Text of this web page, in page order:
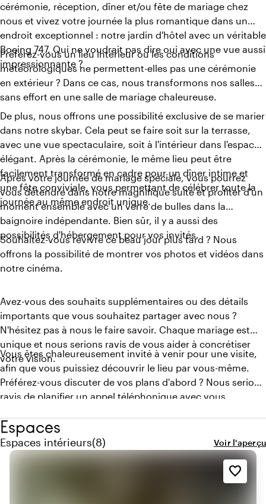
cérémonie, réception, dîner et/ou fête de mariage chez
nous et vivez votre journée la plus romantique dans un
endroit exceptionnel : notre jardin d'hôtel avec un véritable
Boeing 747. Qui ne voudrait pas dire oui avec une vue aussi
impressionnante ?
Préférez-vous un lieu intérieur ou les conditions
météorologiques ne permettent-elles pas une cérémonie
en extérieur ? Dans ce cas, nous transformons nos salles
sans effort en une salle de mariage chaleureuse.
De plus, nous offrons une possibilité exclusive de se marier
dans notre skybar. Cela peut se faire soit sur la terrasse,
avec une vue spectaculaire, soit à l'intérieur dans l'espace
élégant. Après la cérémonie, le même lieu peut être
facilement transformé en cadre pour un dîner intime et
une fête conviviale, vous permettant de célébrer toute la
journée au même endroit unique.
Après votre journée de mariage spéciale, vous pourrez
vous détendre dans notre magnifique suite et profiter d'un
moment ensemble avec un verre de bulles dans la
baignoire indépendante. Bien sûr, il y a aussi des
possibilités d'hébergement pour vos invités.
Souhaitez-vous revivre ce beau jour plus tard ? Nous
offrons la possibilité de montrer vos photos et vidéos dans
notre cinéma.
Avez-vous des souhaits supplémentaires ou des détails
importants que vous souhaitez partager avec nous ?
N'hésitez pas à nous le faire savoir. Chaque mariage est
unique et nous serions ravis de vous aider à concrétiser
votre vision.
Vous êtes chaleureusement invité à venir pour une visite,
afin que vous puissiez découvrir le lieu par vous-même.
Préférez-vous discuter de vos plans d'abord ? Nous serions
ravis de planifier un appel téléphonique avec vous.
Espaces
Espaces intérieurs
Quantité de espaces intérieurs : 8
(8) Voir l'aperçu
favorite_border